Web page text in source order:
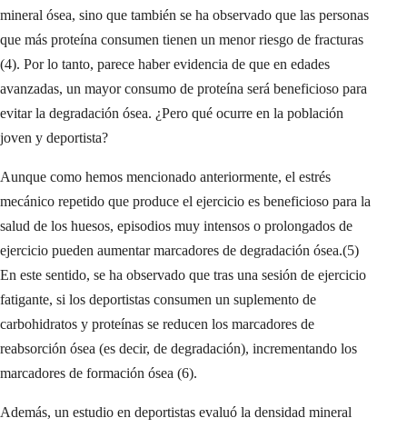
mineral ósea, sino que también se ha observado que las personas
que más proteína consumen tienen un menor riesgo de fracturas
(4). Por lo tanto, parece haber evidencia de que en edades
avanzadas, un mayor consumo de proteína será beneficioso para
evitar la degradación ósea. ¿Pero qué ocurre en la población
joven y deportista?
Aunque como hemos mencionado anteriormente, el estrés
mecánico repetido que produce el ejercicio es beneficioso para la
salud de los huesos, episodios muy intensos o prolongados de
ejercicio pueden aumentar marcadores de degradación ósea.(5)
En este sentido, se ha observado que tras una sesión de ejercicio
fatigante, si los deportistas consumen un suplemento de
carbohidratos y proteínas se reducen los marcadores de
reabsorción ósea (es decir, de degradación), incrementando los
marcadores de formación ósea (6).
Además, un estudio en deportistas evaluó la densidad mineral